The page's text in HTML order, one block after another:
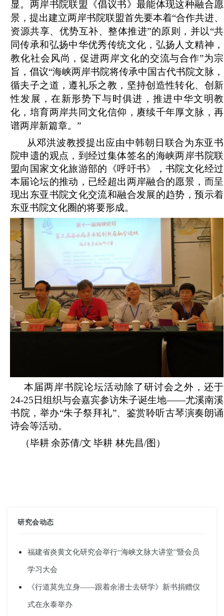
显。两岸书院联盟《倡议书》最能体现这种融合愿
景，提出建立两岸书院联盟首先要本着“合作共进、
资源共享、优势互补、整体推进”的原则，并以“共
同传承和弘扬中华优秀传统文化，弘扬人文精神，
教化社会风尚，促进两岸文化的交流与合作”为宗
旨，倡议“海峡两岸书院将传承中国古代书院文脉，
循夫子之道，遵礼乐之教，坚持创造性转化、创新
性发展，在新形势下与时俱进，推进中华文明教
化，培育两岸共同文化信仰，赓续千年厚文脉，再
谱两岸新篇章。”
从邓洪波教授提出应由中韩朝日联合为东亚书
院申遗的观点，到经过集体签名的海峡两岸书院联
盟向国家文化旅游部的《呼吁书》，书院文化经过
本届论坛的推动，已经超出两岸融合的愿景，而呈
现出东亚书院文化交流和融合发展的趋势，预示着
东亚书院文化圈的将要形成。
本届两岸书院论坛活动除了研讨会之外，还于
24-25日组织与会嘉宾参访朱子诞生地——尤溪南溪
书院，举办“朱子祭拜礼”、鉴赏聆听古琴演奏朗诵
诗会等活动。
（毕耕余苏倩/文 毕耕 林先昌/图）
研究会动态
福建省炎黄文化研究会举行“海峡文脉大讲堂”暨会员
学习大会
《行道莫先立身——跟着余潜士去研学》新书捐赠仪
式在永泰举办